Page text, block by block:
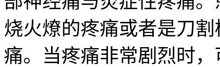
烧火燎的疼痛或者是刀
痛。当疼痛非常剧烈时